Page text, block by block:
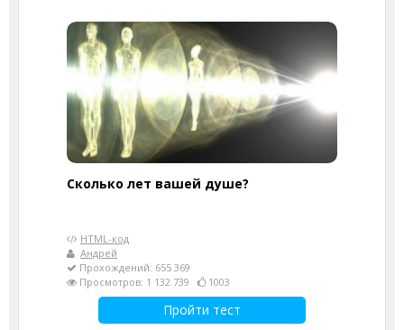
Cколько лет вашей душе?
HTML-код
Андрей
Прохождений: 655 369
Просмотров: 1 132 739
1003
Пройти тест